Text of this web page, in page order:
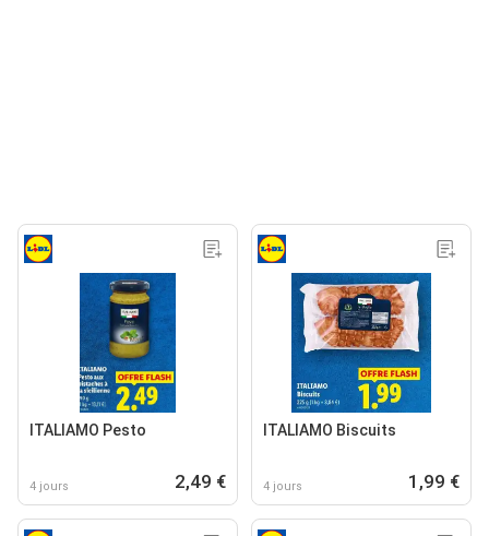
ITALIAMO Pesto
4 jours 2,49 €
ITALIAMO Biscuits
4 jours 1,99 €